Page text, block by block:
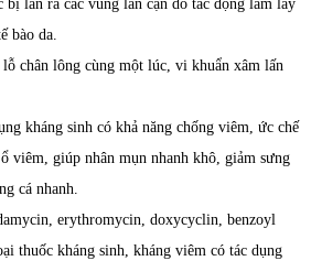
bị lan ra các vùng lân cận do tác động làm lây
bào da.
chân lông cùng một lúc, vi khuẩn xâm lấn
kháng sinh có khả năng chống viêm, ức chế
viêm, giúp nhân mụn nhanh khô, giảm sưng
cá nhanh.
erythromycin, doxycyclin, benzoyl
thuốc kháng sinh, kháng viêm có tác dụng